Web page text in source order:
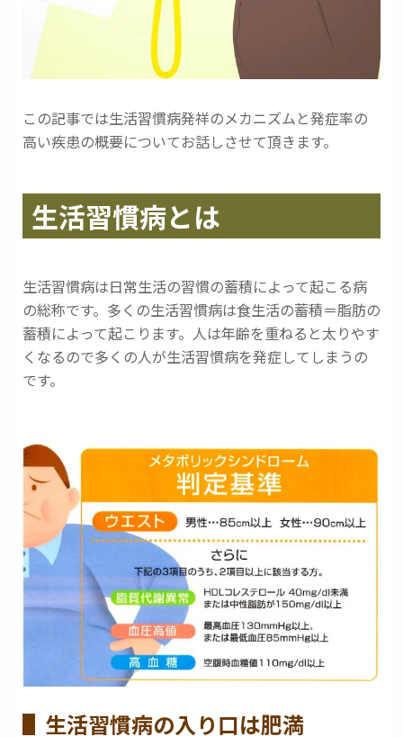
この記事では生活習慣病発祥のメカニズムと発症率の
高い疾患の概要についてお話しさせて頂きます。
生活習慣病とは
生活習慣病は日常生活の習慣の蓄積によって起こる病
の総称です。多くの生活習慣病は食生活の蓄積＝脂肪の
蓄積によって起こります。人は年齢を重ねると太りやす
くなるので多くの人が生活習慣病を発症してしまうの
です。
生活習慣病の入り口は肥満